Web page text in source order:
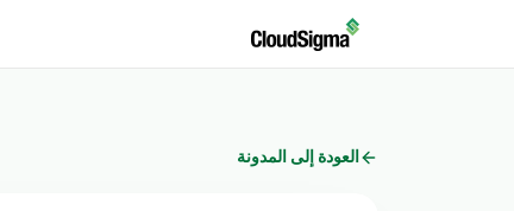
العودة إلى المدونة